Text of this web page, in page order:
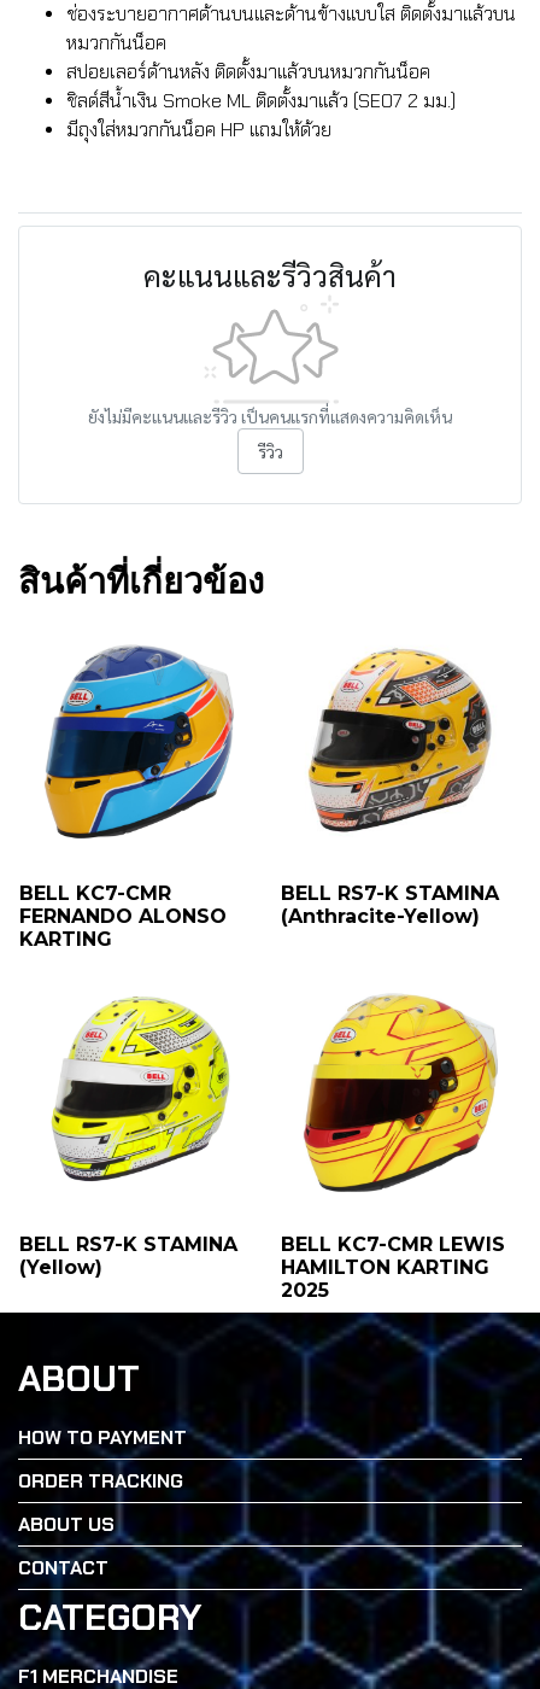
ช่องระบายอากาศด้านบนและด้านข้างแบบใส ติดตั้งมาแล้วบน
หมวกกันน็อค
สปอยเลอร์ด้านหลัง ติดตั้งมาแล้วบนหมวกกันน็อค
ชิลด์สีน้ำเงิน Smoke ML ติดตั้งมาแล้ว (SE07 2 มม.)
มีถุงใส่หมวกกันน็อค HP แถมให้ด้วย
คะแนนและรีวิวสินค้า
ยังไม่มีคะแนนและรีวิว เป็นคนแรกที่แสดงความคิดเห็น
รีวิว
สินค้าที่เกี่ยวข้อง
BELL KC7-CMR
FERNANDO ALONSO
KARTING
BELL RS7-K STAMINA
(Anthracite-Yellow)
BELL RS7-K STAMINA
(Yellow)
BELL KC7-CMR LEWIS
HAMILTON KARTING
2025
ABOUT
HOW TO PAYMENT
ORDER TRACKING
ABOUT US
CONTACT
CATEGORY
F1 MERCHANDISE